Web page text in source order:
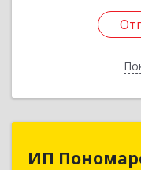
ИП
ИП